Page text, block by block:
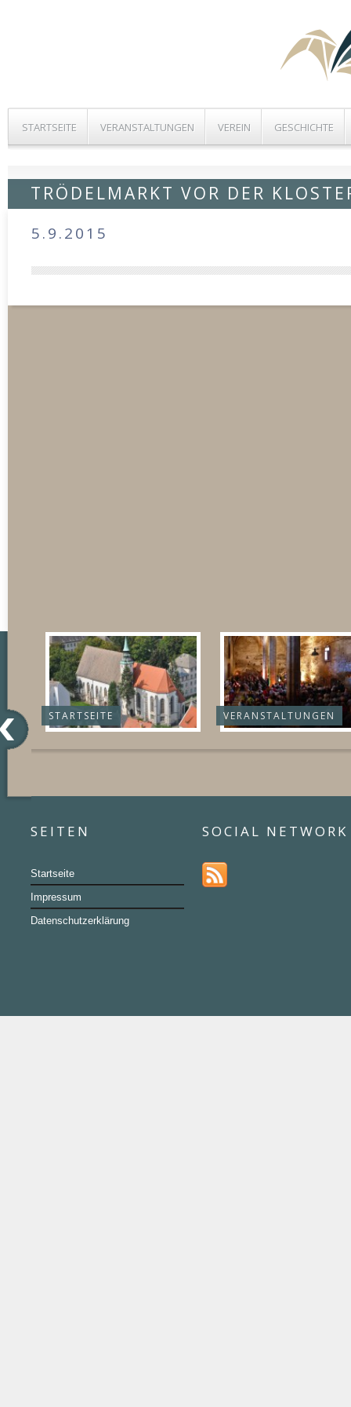
STARTSEITE VERANSTALTUNGEN VEREIN GESCHICHTE
TRÖDELMARKT VOR DER
5.9.2015
STARTSEITE VERANSTALTUNGEN
SEITEN
Startseite
Impressum
Datenschutzerklärung
SOCIAL NETWORK